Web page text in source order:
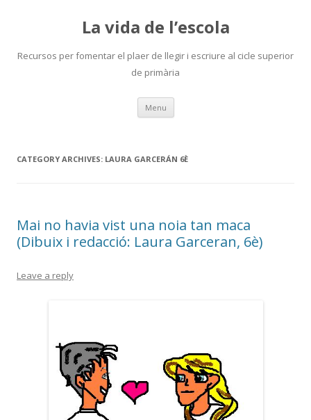
La vida de l’escola
Recursos per fomentar el plaer de llegir i escriure al cicle superior
de primària
Menu Skip
content
CATEGORY ARCHIVES: LAURA GARCERÁN 6È
Mai no havia vist una noia tan maca
(Dibuix i redacció: Laura Garceran, 6è)
Leave a reply